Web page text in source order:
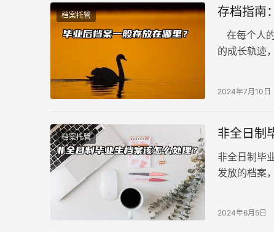
档案托管 存档指南
在每个人
的成长轨迹
2024年7月10日
档案托管 非全日制
非全日制毕
发放的档案
2024年6月5日